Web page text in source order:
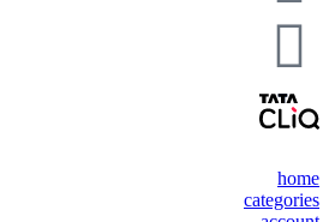
home
categories